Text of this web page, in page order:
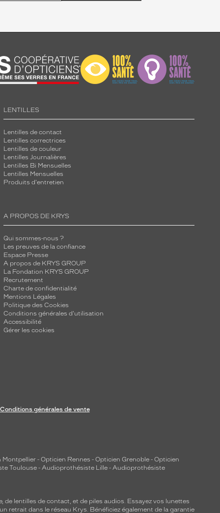
LENTILLES
Lentilles de contact
Lentilles correctrices
Lentilles de couleur
Lentilles Journalières
Lentilles Bi Mensuelles
Lentilles Mensuelles
Produits d'entretien
A PROPOS DE KRYS
Qui sommes-nous ?
Les preuves de la confiance
Espace Presse
A propos de KRYS GROUP
La Fondation KRYS GROUP
Recrutement
Charte de confidentialité
Mentions Légales
Politique des Cookies
Conditions générales d'utilisation
Accessibilité
Gérer les cookies
Conditions générales de vente
Montpellier - Opticien Rennes - Opticien Grenoble - Opticien
Toulouse - Audioprothésiste Lille - Audioprothésiste
de lentilles de contact, et de piles audios. Essayez vos lunettes
retrait dans le réseau Krys. Bénéficiez également de la garantie